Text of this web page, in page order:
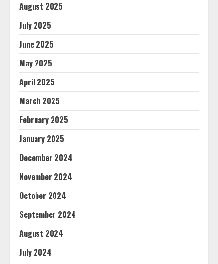
August 2025
July 2025
June 2025
May 2025
April 2025
March 2025
February 2025
January 2025
December 2024
November 2024
October 2024
September 2024
August 2024
July 2024